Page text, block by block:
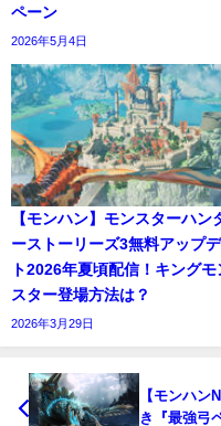
ペーン
2026年5月4日
【モンハン】モンスターハン
ーストーリーズ3無料アップ
ト2026年夏頃配信！キングモ
スター登場方法は？
2026年3月29日
【モンハン
き『最強弓